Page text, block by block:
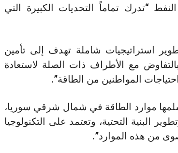
“تدرك تماماً التحديات الكبيرة التي
استراتيجيات شاملة تهدف إلى تأمين
مع الأطراف ذات الصلة لاستعادة
المواطنين من الطاقة”.
موارد الطاقة في شمال شرقي سوريا،
البنية التحتية، وتعتمد على التكنولوجيا
من هذه الموارد”.